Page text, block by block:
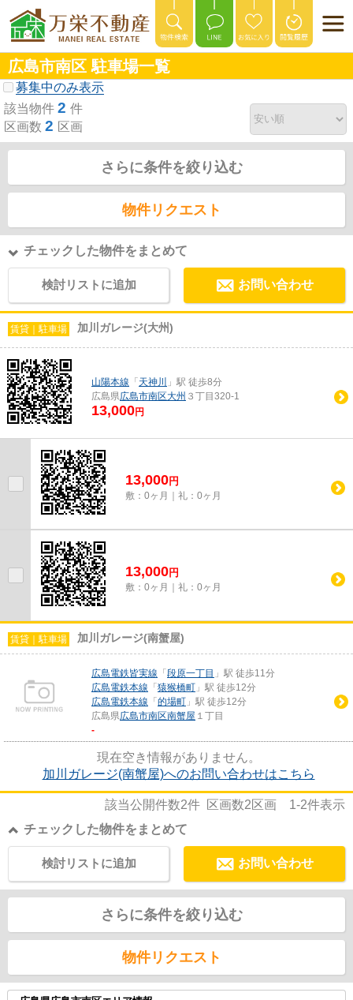
広島市南区 駐車場一覧
募集中のみ表示
該当物件 2 件
区画数 2 区画
さらに条件を絞り込む
物件リクエスト
チェックした物件をまとめて
検討リストに追加 お問い合わせ
賃貸｜駐車場 加川ガレージ(大州)
山陽本線 「天神川
」駅 徒歩8分
広島県広島市南区大州 ３丁目320-1
13,000円
13,000円
敷：0ヶ月｜礼：0ヶ月
13,000円
敷：0ヶ月｜礼：0ヶ月
賃貸｜駐車場 加川ガレージ(南蟹屋)
広島電鉄皆実線 「段原一丁目 」駅 徒歩11分
広島電鉄本線 「猿猴橋町 」駅 徒歩12分
広島電鉄本線 「的場町 」駅 徒歩12分
広島県広島市南区南蟹屋 １丁目
-
現在空き情報がありません。
加川ガレージ(南蟹屋)へのお問い合わせはこちら
該当公開件数2件 区画数2区画 1-2件表示
チェックした物件をまとめて
お問い合わせ
検討リストに追加
さらに条件を絞り込む
物件リクエスト